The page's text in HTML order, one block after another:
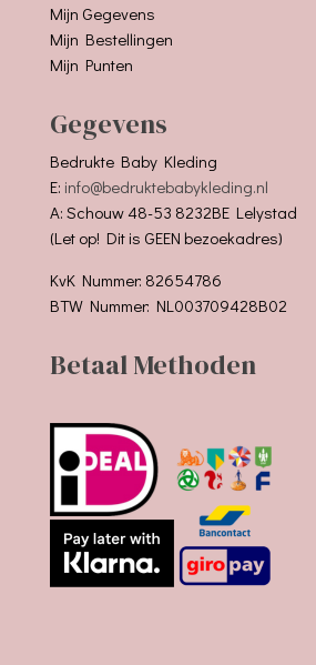
Mijn Gegevens
Mijn Bestellingen
Mijn Punten
Gegevens
Bedrukte Baby Kleding
E: info@bedruktebabykleding.nl
A: Schouw 48-53 8232BE Lelystad
(Let op! Dit is GEEN bezoekadres)
KvK Nummer: 82654786
BTW Nummer: NL003709428B02
Betaal Methoden